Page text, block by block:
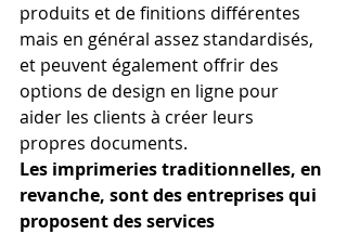
produits et de finitions différentes
mais en général assez standardisés,
et peuvent également offrir des
options de design en ligne pour
aider les clients à créer leurs
propres documents.
Les imprimeries traditionnelles, en
revanche, sont des entreprises qui
proposent des services